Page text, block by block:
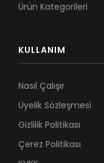
Ürün Kategorileri
KULLANIM
Nasıl Çalışır
Üyelik Sözleşmesi
Gizlilik Politikası
Çerez Politikası